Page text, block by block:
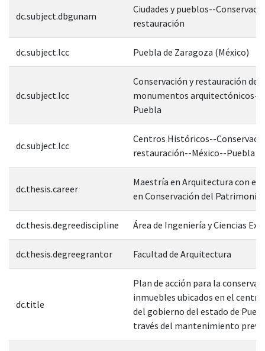
dc.subject.dbgunam
Ciudades y pueblos--
restauración
dc.subject.lcc Puebla de Zaragoza (México)
dc.subject.lcc
Conservación y restauración de
monumentos arquitectónicos--
Puebla
dc.subject.lcc
Centros Históricos--
restauración--México--Puebla
dc.thesis.career
Maestría en Arquitectura con
en Conservación del Patrimonio
dc.thesis.degreediscipline Área de Ingeniería y Ciencias
dc.thesis.degreegrantor Facultad de Arquitectura
dc.title
Plan de acción para la
inmuebles ubicados en el
del gobierno del estado de
través del mantenimiento